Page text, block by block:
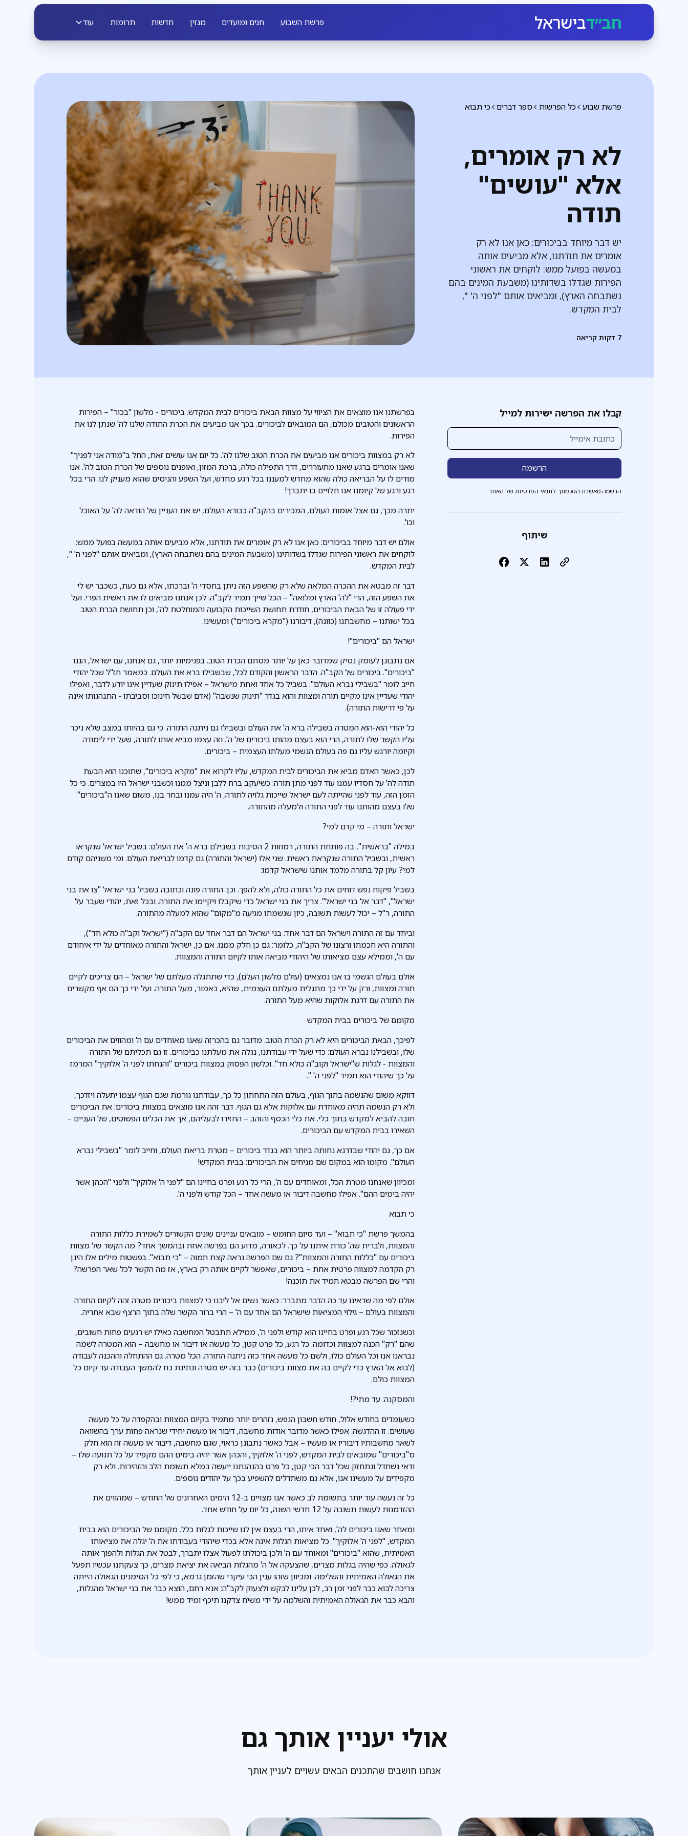
חב״דבישראל פרשת השבוע חגים ומועדים מגזין חדשות תרומות עוד
כי תבוא ספר דברים כל הפרשות פרשת שבוע
לא רק אומרים,
אלא "עושים"
תודה
יש דבר מיוחד בביכורים: כאן אנו לא רק
אומרים את תודתנו, אלא מביעים אותה
במעשה בפועל ממש: לוקחים את ראשוני
הפירות שגדלו בשדותינו (משבעת המינים בהם
נשתבחה הארץ), ומביאים אותם "לפני ה' ",
לבית המקדש.
7 דקות קריאה
קבלו את הפרשה ישירות למייל
הרשמה מאשרת הסכמתך לתנאי הפרטיות של האתר.
שיתוף
בפרשתנו אנו מוצאים את הציווי על מצוות הבאת ביכורים לבית המקדש. ביכורים - מלשון "בכור" – הפירות
הראשונים והטובים מכולם, הם המובאים לביכורים. בכך אנו מביעים את הכרת התודה שלנו לה' שנתן לנו את
הפירות.
לא רק במצוות ביכורים אנו מביעים את הכרת הטוב שלנו לה'. כל יום אנו עושים זאת, החל ב"מודה אני לפניך"
שאנו אומרים ברגע שאנו מתעוררים, דרך התפילה כולה, ברכת המזון, ואופנים נוספים של הכרת הטוב לה'. אנו
מודים לו על הבריאה כולה שהוא מחדש למעננו בכל רגע מחדש, ועל השפע והניסים שהוא מעניק לנו. הרי בכל
רגע ורגע של קיומנו אנו תלויים בו יתברך!
יתרה מכך, גם אצל אומות העולם, המכירים בהקב"ה כבורא העולם, יש את העניין של הודאה לה' על האוכל
וכו'.
אולם יש דבר מיוחד בביכורים: כאן אנו לא רק אומרים את תודתנו, אלא מביעים אותה במעשה בפועל ממש:
לוקחים את ראשוני הפירות שגדלו בשדותינו (משבעת המינים בהם נשתבחה הארץ), ומביאים אותם "לפני ה' ",
לבית המקדש.
דבר זה מבטא את ההכרה המלאה שלא רק שהשפע הזה ניתן בחסדי ה' וברכתו, אלא גם כעת, כשכבר יש לי
את השפע הזה, הרי "לה' הארץ ומלואה" – הכל שייך תמיד לקב"ה. לכן אנחנו מביאים לו את ראשית הפרי. ועל
ידי פעולה זו של הבאת הביכורים, חודרת תחושת השייכות הקבועה והמוחלטת לה', וכן תחושת הכרת הטוב
בכל ישותנו – מחשבתנו (כוונה), דיבורנו ("מקרא ביכורים") ומעשינו.
ישראל הם "ביכורים"!
אם נתבונן לעומק נסיק שמדובר כאן על יותר מסתם הכרת הטוב. בפנימיות יותר, גם אנחנו, עם ישראל, הננו
"ביכורים". ביכורים של הקב"ה. הדבר הראשון והקודם לכל, שבשבילו ברא את העולם. כמאמר חז"ל שכל יהודי
חייב לומר "בשבילי נברא העולם". בשביל כל אחד ואחת מישראל – אפילו תינוק שעדיין אינו יודע לדבר, ואפילו
יהודי שעדיין אינו מקיים תורה ומצוות והוא בגדר "תינוק שנשבה" (אדם שבשל חינוכו וסביבתו - התנהגותו אינה
על פי דרישות התורה).
כל יהודי הוא-הוא המטרה בשבילה ברא ה' את העולם ובשבילו גם ניתנה התורה. כי גם בהיותו במצב שלא ניכר
עליו הקשר שלו לתורה, הרי הוא בעצם מהותו ביכורים של ה'. וזה עצמו מביא אותו לתורה, שעל ידי לימודה
וקיומה יורגש עליו גם פה בעולם הגשמי מעלתו העצמית – ביכורים.
לכן, כאשר האדם מביא את הביכורים לבית המקדש, עליו לקרוא את "מקרא ביכורים", שתוכנו הוא הבעת
תודה לה' על חסדיו עמנו עוד לפני מתן תורה: כשיעקב ברח ללבן וניצל ממנו וכשבני ישראל היו במצרים. כי כל
הזמן הזה, עוד לפני שהייתה לעם ישראל שייכות גלויה לתורה, ה' היה עמנו ובחר בנו, משום שאנו ה"ביכורים"
שלו בעצם מהותנו עוד לפני התורה ולמעלה מהתורה.
ישראל ותורה – מי קדם למי?
במילה "בראשית", בה פותחת התורה, רמוזות 2 הסיבות בשבילם ברא ה' את העולם: בשביל ישראל שנקראו
ראשית, ובשביל התורה שנקראת ראשית. שני אלו (ישראל והתורה) גם קדמו לבריאת העולם. ומי משניהם קודם
למי? עיון קל בתורה מלמד אותנו שישראל קדמו:
בשביל פיקוח נפש דוחים את כל התורה כולה, ולא להפך. וכן: התורה פונה וכתובה בשביל בני ישראל "צו את בני
ישראל", "דבר אל בני ישראל". צריך את בני ישראל כדי שיקבלו ויקיימו את התורה. ובכל זאת, יהודי שעבר על
התורה, ר"ל – יכול לעשות תשובה, כיון שנשמתו מגיעה מ"מקום" שהוא למעלה מהתורה.
וביחד עם זה התורה וישראל הם דבר אחד: בני ישראל הם דבר אחד עם הקב"ה ("ישראל וקב"ה כולא חד"),
והתורה היא חכמתו ורצונו של הקב"ה, כלומר: גם כן חלק ממנו. אם כן, ישראל והתורה מאוחדים על ידי איחודם
עם ה', וממילא עצם מציאותו של היהודי מביאה אותו לקיום התורה והמצוות.
אולם בעולם הגשמי בו אנו נמצאים (עולם מלשון העלם), כדי שתתגלה מעלתם של ישראל – הם צריכים לקיים
תורה ומצוות, ורק על ידי כך מתגלית מעלתם העצמית, שהיא, כאמור, מעל התורה. ועל ידי כך הם אף מקשרים
את התורה עם דרגת אלוקות שהיא מעל התורה.
מקומם של ביכורים בבית המקדש
לפיכך, הבאת הביכורים היא לא רק הכרת הטוב. מדובר גם בהכרזה שאנו מאוחדים עם ה' ומהווים את הביכורים
שלו, ובשבילנו נברא העולם: כדי שעל ידי עבודתנו, נגלה את מעלתנו כביכורים. זו גם תכליתם של התורה
והמצוות - לגלות ש"ישראל וקוב"ה כולא חד". וכלשון הפסוק במצוות ביכורים "והנחתו לפני ה' אלוקיך" המרמז
על כך שיהודי הוא תמיד "לפני ה' ".
דווקא משום שהנשמה בתוך הגוף, בעולם הזה התחתון כל כך, עבודתנו גורמת שגם הגוף עצמו יתעלה ויזדכך,
ולא רק הנשמה תהיה מאוחדת עם אלוקות אלא גם הגוף. דבר זהה אנו מוצאים במצוות ביכורים: את הביכורים
חובה להביא למקדש בתוך כלי. את כלי הכסף והזהב – החזירו לבעליהם, אך את הכלים הפשוטים, של העניים –
השאירו בבית המקדש עם הביכורים.
אם כך, גם יהודי שבדרגא נחותה ביותר הוא בגדר ביכורים – מטרת בריאת העולם, וחייב לומר "בשבילי נברא
העולם". מקומו הוא במקום שם מניחים את הביכורים: בבית המקדש!
ומכיוון שאנחנו מטרת הכל, ומאוחדים עם ה', הרי כל רגע ופרט בחיינו הם "לפני ה' אלוקיך" ולפני "הכהן אשר
יהיה בימים ההם". אפילו מחשבה דיבור או מעשה אחד – הכל קודש ולפני ה'.
כי תבוא
בהמשך פרשת "כי תבוא" – ועד סיום החומש – מובאים עניינים שונים הקשורים לשמירת כללות התורה
והמצוות, ולברית שה' כורת איתנו על כך. לכאורה, מדוע הם בפרשה אחת ובהמשך אחד? מה הקשר של מצוות
ביכורים עם "כללות התורה והמצוות"? גם שם הפרשה נראה קצת תמוה – "כי תבוא". בפשטות מילים אלו הינן
רק הקדמה למצווה פרטית אחת – ביכורים, שאפשר לקיים אותה רק בארץ, אז מה הקשר לכל שאר הפרשה?
והרי שם הפרשה מבטא תמיד את תוכנה!
אולם לפי מה שראינו עד כה הדבר מתברר: כאשר נשים אל ליבנו כי למצוות ביכורים מטרה זהה לקיום התורה
והמצוות בעולם – גילוי המציאות שישראל הם אחד עם ה' – הרי ברור הקשר שלה בתוך הרצף שבא אחריה.
וכשנזכור שכל רגע ופרט בחיינו הוא קודש ולפני ה', ממילא תתבטל המחשבה כאילו יש רגעים פחות חשובים,
שהם "רק" הכנה למצוות וכדומה. כל רגע, כל פרט קטן, כל מעשה או דיבור או מחשבה – הוא המטרה לשמה
נבראנו אנו וכל העולם כולו, ולשם כל מעשה אחד כזה ניתנה התורה. הכל מטרה. גם ההתחלה וההכנה לעבודה
(לבוא אל הארץ כדי לקיים בה את מצוות ביכורים) כבר בזה יש מטרה ונתינת כח להמשך העבודה עד קיום כל
המצוות כולם.
והמסקנה: עד מתי?!
כשעומדים בחודש אלול, חודש חשבון הנפש, נזהרים יותר מתמיד בקיום המצוות ובהקפדה על כל מעשה
שעושים. זו ההדגשה: אפילו כאשר מדובר אודות מחשבה, דיבור או מעשה יחידי שנראה פחות ערך בהשוואה
לשאר מחשבותיו דיבוריו או מעשיו – אבל כאשר נתבונן כראוי, שגם מחשבה, דיבור או מעשה זה הוא חלק
מ"ביכורים" שמובאים לבית המקדש, לפני ה' אלוקיך, והכהן אשר יהיה בימים ההם מקפיד על כל תנועה שלו –
ודאי נשתדל ונתחזק שכל דבר הכי קטן, כל פרט בהנהגתנו ייעשה במלא תשומת הלב והזהירות. ולא רק
מקפידים על מעשינו אנו, אלא גם משתדלים להשפיע בכך על יהודים נוספים.
כל זה נעשה עוד יותר בתשומת לב כאשר אנו מצויים ב-12 הימים האחרונים של החודש – שמהווים את
ההזדמנות לעשות תשובה על 12 חדשי השנה, כל יום על חודש אחד.
ומאחר שאנו ביכורים לה', ואחד איתו, הרי בעצם אין לנו שייכות לגלות כלל. מקומם של הביכורים הוא בבית
המקדש, "לפני ה' אלוקיך". כל מציאות הגלות אינה אלא בכדי שיהודי בעבודתו את ה' יגלה את מציאותו
האמיתית, שהוא "ביכורים" ומאוחד עם ה' ולכן ביכולתו לפעול אצלו יתברך, לבטל את הגלות ולהפוך אותה
לגאולה. כפי שהיה בגלות מצרים, שהצעקה אל ה' מהגלות הביאה את יציאת מצרים, כך צעקתנו עכשיו תפעל
את הגאולה האמיתית והשלימה. ומכיוון שזהו ענין הכי עיקרי שהזמן גרמא, כי לפי כל הסימנים הגאולה הייתה
צריכה לבוא כבר לפני זמן רב, לכן עלינו לבקש ולצעוק לקב"ה: אנא רחם, הוצא כבר את בני ישראל מהגלות,
והבא כבר את הגאולה האמיתית והשלמה על ידי משיח צדקנו תיכף ומיד ממש!
אולי יעניין אותך גם
אנחנו חושבים שהתכנים הבאים עשויים לעניין אותך